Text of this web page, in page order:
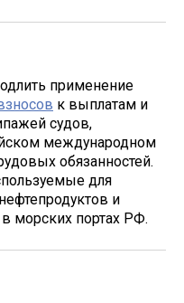
применение
к выплатам и
судов,
международном
обязанностей.
для
и
морских портах РФ.